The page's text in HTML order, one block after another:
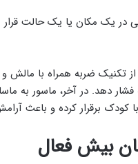
یک مکان یا یک حالت قرار
تکنیک ضربه همراه با مالش و
بهتر است هر قسمت را حدود 5 دقیقه فشار دهد.
کودک برقرار کرده و باعث
بیش فعال